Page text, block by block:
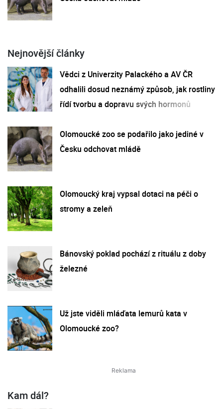
Nejnovější články
Vědci z Univerzity Palackého a AV ČR
odhalili dosud neznámý způsob, jak rostliny
řídí tvorbu a dopravu svých hormonů
Olomoucké zoo se podařilo jako jediné v
Česku odchovat mládě
Olomoucký kraj vypsal dotaci na péči o
stromy a zeleň
Bánovský poklad pochází z rituálu z doby
železné
Už jste viděli mláďata lemurů kata v
Olomoucké zoo?
Kam dál?